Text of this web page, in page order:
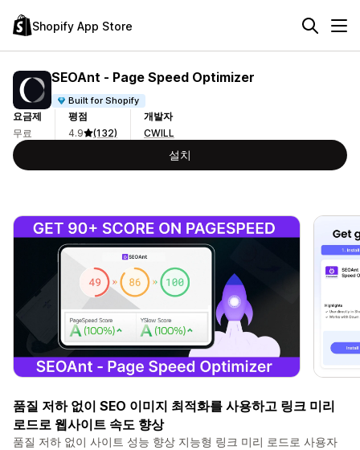
Shopify App Store
SEOAnt ‑ Page Speed Optimizer
Built for Shopify
요금제
무료
평점
4.9
(132)
개발자
CWILL
설치
품질 저하 없이 SEO 이미지 최적화를 사용하고 링크 미리
로드로 웹사이트 속도 향상
품질 저하 없이 사이트 성능 향상 지능형 링크 미리 로드로 사용자